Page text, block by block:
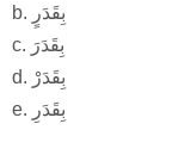
b. بِقَدَرٍ
c. بِقَدَرَ
d. بِقَدَرْ
e. بِقَدَرِ